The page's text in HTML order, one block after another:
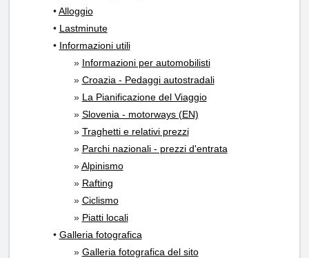
•Alloggio
• Lastminute
• Informazioni utili
» Informazioni per automobilisti
» Croazia - Pedaggi autostradali
» La Pianificazione del Viaggio
» Slovenia - motorways (EN)
» Traghetti e relativi prezzi
» Parchi nazionali - prezzi d'entrata
»Alpinismo
» Rafting
» Ciclismo
» Piatti locali
• Galleria fotografica
» Galleria fotografica del sito